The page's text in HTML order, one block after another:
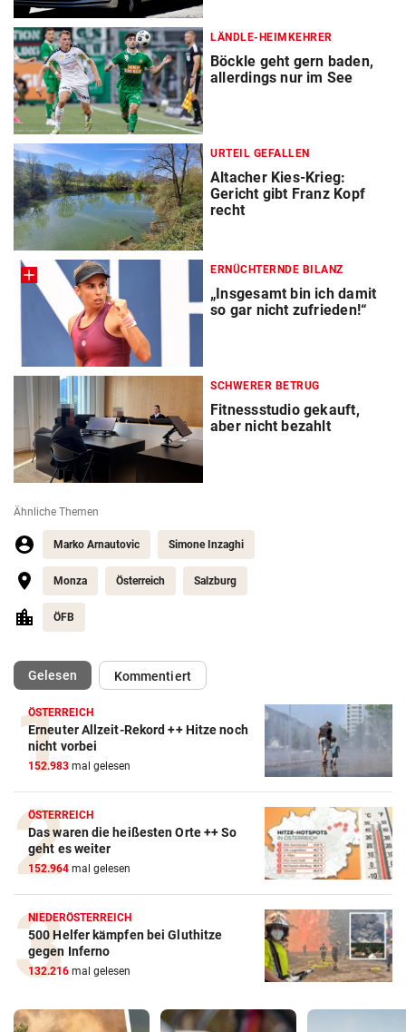
LÄNDLE-HEIMKEHRER
Böckle geht gern baden,
allerdings nur im See
URTEIL GEFALLEN
Altacher Kies-Krieg:
Gericht gibt Franz Kopf
recht
ERNÜCHTERNDE BILANZ
„Insgesamt bin ich damit
so gar nicht zufrieden!“
SCHWERER BETRUG
Fitnessstudio gekauft,
aber nicht bezahlt
Ähnliche Themen
Marko Arnautovic Simone Inzaghi
Monza Österreich Salzburg
ÖFB
Gelesen(ausgewählt)Kommentiert
ÖSTERREICH
Erneuter Allzeit-Rekord ++ Hitze noch
nicht vorbei
152.983 mal gelesen
ÖSTERREICH
Das waren die heißesten Orte ++ So
geht es weiter
152.964 mal gelesen
NIEDERÖSTERREICH
500 Helfer kämpfen bei Gluthitze
gegen Inferno
132.216 mal gelesen